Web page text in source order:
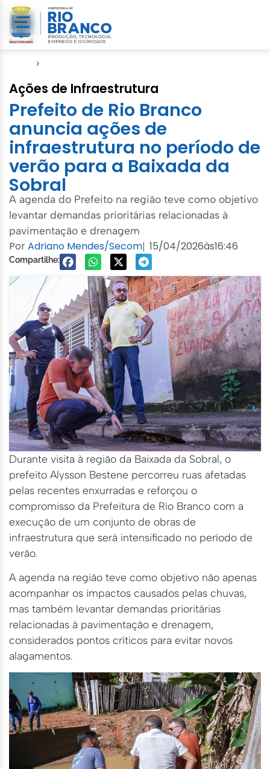
›
Ações de Infraestrutura
Prefeito de Rio Branco
anuncia ações de
infraestrutura no período de
verão para a Baixada da
Sobral
A agenda do Prefeito na região teve como objetivo
levantar demandas prioritárias relacionadas à
pavimentação e drenagem
PorAdriano Mendes/Secom| 15/04/2026às16:46
Compartilhe:
Durante visita à região da Baixada da Sobral, o
prefeito Alysson Bestene percorreu ruas afetadas
pelas recentes enxurradas e reforçou o
compromisso da Prefeitura de Rio Branco com a
execução de um conjunto de obras de
infraestrutura que será intensificado no período de
verão.
A agenda na região teve como objetivo não apenas
acompanhar os impactos causados pelas chuvas,
mas também levantar demandas prioritárias
relacionadas à pavimentação e drenagem,
considerados pontos críticos para evitar novos
alagamentos.